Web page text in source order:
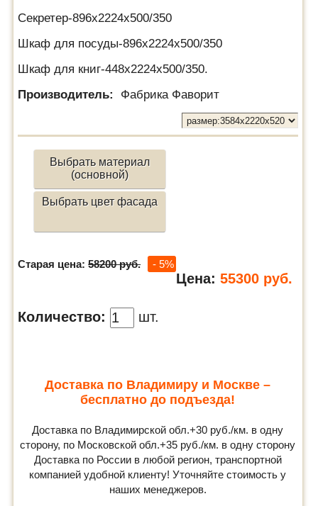
Секретер-896х2224х500/350
Шкаф для посуды-896х2224х500/350
Шкаф для книг-448х2224х500/350.
Производитель:
Фабрика Фаворит
Выбрать материал
(основной)
Выбрать цвет фасада
Старая цена:58200 руб. - 5%
Цена: 55300 руб.
Количество: шт.
Доставка по Владимиру и Москве –
бесплатно до подъезда!
Доставка по Владимирской обл.+30 руб./км. в одну
сторону, по Московской обл.+35 руб./км. в одну сторону
Доставка по России в любой регион, транспортной
компанией удобной клиенту! Уточняйте стоимость у
наших менеджеров.